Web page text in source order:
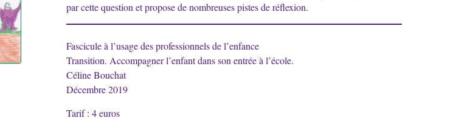
par cette question et propose de nombreuses pistes de réflexion.
Fascicule à l’usage des professionnels de l’enfance
Transition. Accompagner l’enfant dans son entrée à l’école.
Céline Bouchat
Décembre 2019
Tarif : 4 euros